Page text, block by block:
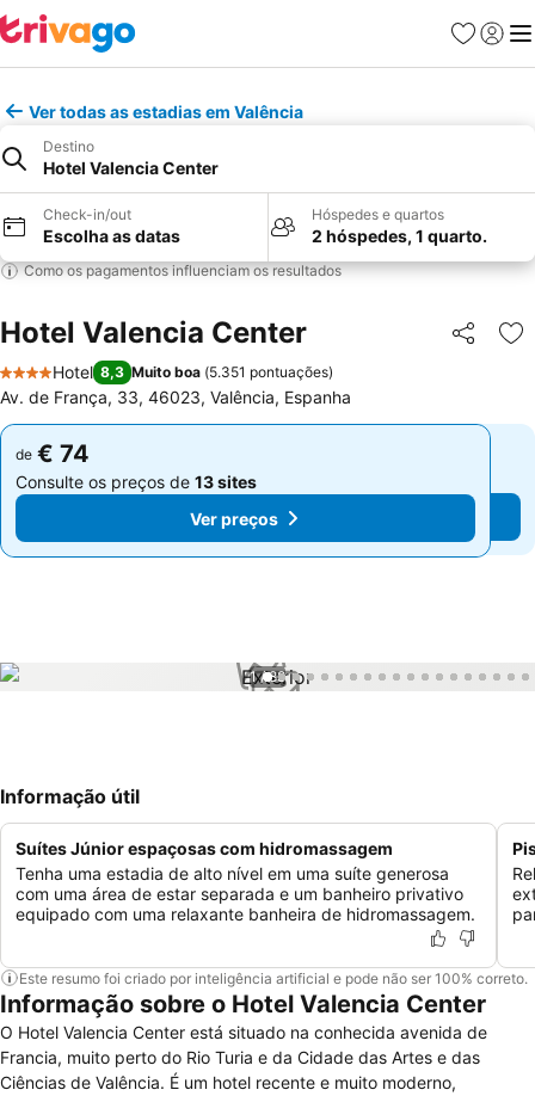
Favoritos
Iniciar
Ver todas as estadias em Valência
Destino
Hotel Valencia Center
Check-in/out
Escolha as datas
Hóspedes e quartos
2 hóspedes, 1 quarto.
Como os pagamentos influenciam os resultados
Hotel Valencia Center Partilhar
4 Estrelas
Hotel 8,3 Muito boa (5.351 pontuações)
Av. de França, 33, 46023, Valência, Espanha
de € 74
Consulte os preços de 13 sites
Ver preços
de € 74
Consulte os preços de 13 sites
Ver preços
1 / 88
Informação útil
Suítes Júnior espaçosas com hidromassagem
Tenha uma estadia de alto nível em uma suíte generosa
com uma área de estar separada e um banheiro privativo
equipado com uma relaxante banheira de hidromassagem.
Este resumo foi criado por inteligência artificial e pode não ser 100% correto.
Informação sobre o Hotel Valencia Center
O Hotel Valencia Center está situado na conhecida avenida de
Francia, muito perto do Rio Turia e da Cidade das Artes e das
Ciências de Valência. É um hotel recente e muito moderno,